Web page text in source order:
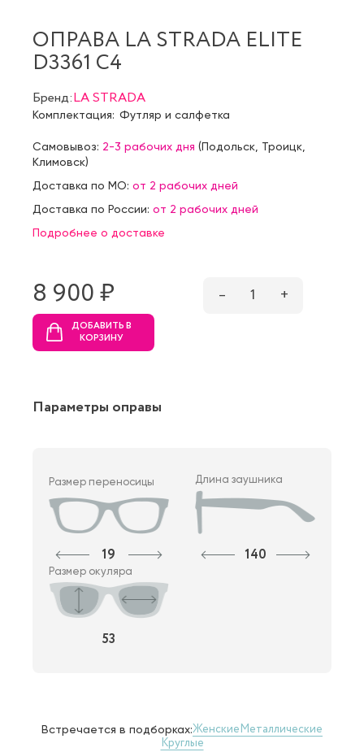
ОПРАВА LA STRADA ELITE
D3361 C4
Бренд:LA STRADA
Комплектация: Футляр и салфетка
Самовывоз: 2-3 рабочих дня (Подольск Троицк
Климовск)
Доставка по МО: от 2 рабочих дней
Доставка по России: от 2 рабочих дней
Подробнее о доставке
8 900 ₷ – 1 +
ДОБАВИТЬ В
КОРЗИНУ
Параметры оправы
Размер переносицы
19
Длина заушника
140
Размер окуляра
53
Встречается в подборках:ЖенскиеМеталлические
Круглые